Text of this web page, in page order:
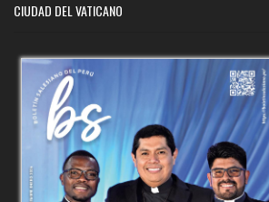
CIUDAD DEL VATICANO